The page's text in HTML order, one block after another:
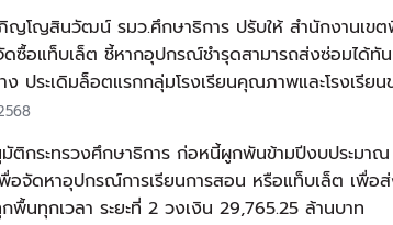
for all” โครงการ 1 นักเรียน 1 แท็บเล็ต
11 ก.ย. 2566 ภายหลังการจัดตั้งรัฐบาล เศรษฐา ท
โญสินวัฒน์ รมว.ศึกษาธิการ ปรับให้ สำนักงานเขต
ซื้อแท็บเล็ต ชี้หากอุปกรณ์ชำรุดสามารถส่งซ่อมได้ทั
ประเดิมล็อตแรกกลุ่มโรงเรียนคุณภาพและโรงเรียน
ติกระทรวงศึกษาธิการ ก่อหนี้ผูกพันข้ามปีงบประมา
อจัดหาอุปกรณ์การเรียนการสอน หรือแท็บเล็ต เพื่อส่
กพื้นทุกเวลา ระยะที่ 2 วงเงิน 29,765.25 ล้านบาท